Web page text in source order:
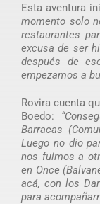
Esta aventura
momento solo
restaurantes
excusa de ser
después de
empezamos a
Rovira cuenta
Boedo:
Barracas
Luego no dio
nos fuimos a
en Once
acá, con los
para